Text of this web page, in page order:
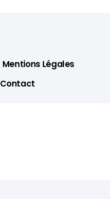
Mentions Légales
Contact